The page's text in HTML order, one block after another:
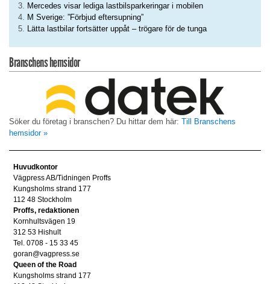
Mercedes visar lediga lastbilsparkeringar i mobilen
M Sverige: ”Förbjud eftersupning”
Lätta lastbilar fortsätter uppåt – trögare för de tunga
Branschens hemsidor
Söker du företag i branschen? Du hittar dem här: Till Branschens
hemsidor »
Huvudkontor
Vägpress AB/Tidningen Proffs
Kungsholms strand 177
112 48 Stockholm
Proffs, redaktionen
Kornhultsvägen 19
312 53 Hishult
Tel. 0708 - 15 33 45
goran@vagpress.se
Queen of the Road
Kungsholms strand 177